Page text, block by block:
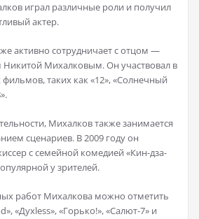
играл различные роли и получил
актер.
активно сотрудничает с отцом —
Михалковым. Он участвовал в
таких как «12», «Солнечный
Михалков также занимается
сценариев. В 2009 году он
с семейной комедией «Кин-дза-
у зрителей.
работ Михалкова можно отметить
«Духless», «Горько!», «Салют-7» и